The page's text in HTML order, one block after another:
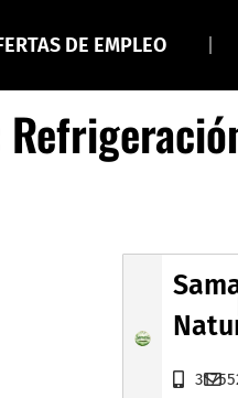
DE EMPLEO